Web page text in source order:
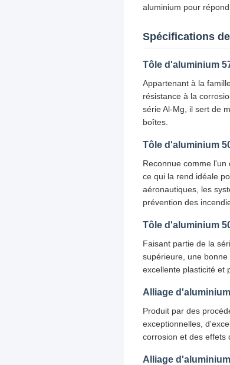
aluminium pour
Spécifications
Tôle d'aluminium
Appartenant à la
résistance à la
série Al-Mg, il sert de
boîtes.
Tôle d'aluminium
Reconnue comme l'un
ce qui la rend idéale
aéronautiques, les
prévention des
Tôle d'aluminium
Faisant partie de la
supérieure, une
excellente plasticité et
Alliage
Produit par des
exceptionnelles,
corrosion et des effets
Alliage